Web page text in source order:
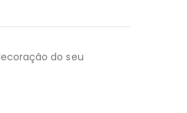
do seu